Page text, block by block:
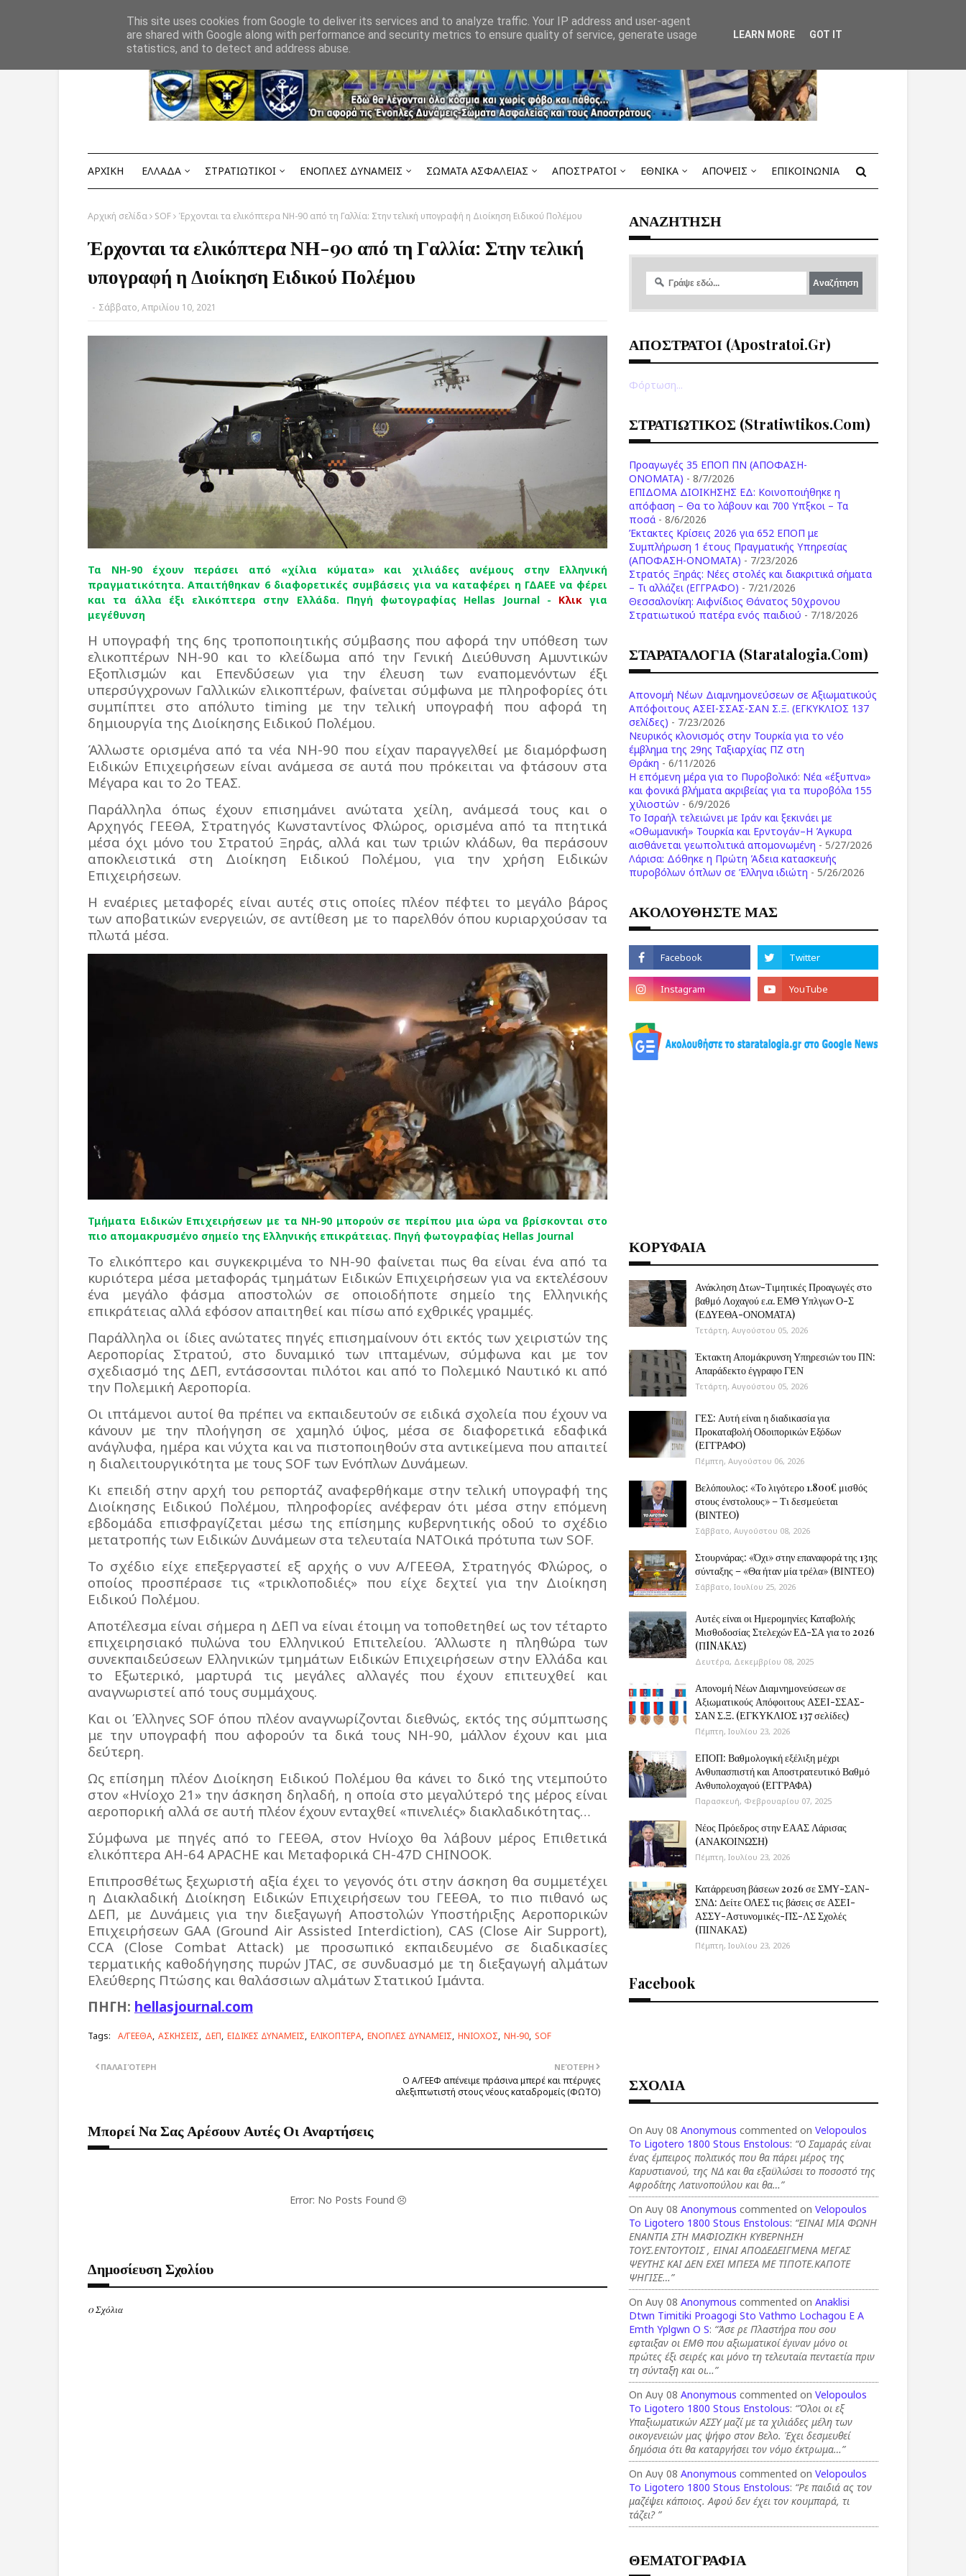
ΑΡΧΙΚΗ ΕΛΛΑΔΑ ΣΤΡΑΤΙΩΤΙΚΟΙ ΕΝΟΠΛΕΣ ΔΥΝΑΜΕΙΣ ΣΩΜΑΤΑ ΑΣΦΑΛΕΙΑΣ ΑΠΟΣΤΡΑΤΟΙ ΕΘΝΙΚΑ ΑΠΟΨΕΙΣ ΕΠΙΚΟΙΝΩΝΙΑ
Αρχική σελίδα SOF Έρχονται τα ελικόπτερα ΝΗ-90 από τη Γαλλία: Στην τελική υπογραφή η Διοίκηση Ειδικού Πολέμου
Έρχονται τα ελικόπτερα ΝΗ-90 από τη Γαλλία: Στην τελική
υπογραφή η Διοίκηση Ειδικού Πολέμου
- Σάββατο, Απριλίου 10, 2021
Τα ΝΗ-90 έχουν περάσει από «χίλια κύματα» και χιλιάδες ανέμους στην Ελληνική
πραγματικότητα. Απαιτήθηκαν 6 διαφορετικές συμβάσεις για να καταφέρει η ΓΔΑΕΕ να φέρει
και τα άλλα έξι ελικόπτερα στην Ελλάδα. Πηγή φωτογραφίας Hellas Journal - Κλικ για
μεγέθυνση
Η υπογραφή της 6ης τροποποιητικής σύμβασης που αφορά την υπόθεση των
ελικοπτέρων ΝΗ-90 και το κλείδωμα από την Γενική Διεύθυνση Αμυντικών
Εξοπλισμών και Επενδύσεων για την έλευση των εναπομενόντων έξι
υπερσύγχρονων Γαλλικών ελικοπτέρων, φαίνεται σύμφωνα με πληροφορίες ότι
συμπίπτει στο απόλυτο timing με την τελική υπογραφή που αφορά τη
δημιουργία της Διοίκησης Ειδικού Πολέμου.
Άλλωστε ορισμένα από τα νέα ΝΗ-90 που είχαν παραγγελθεί με διαμόρφωση
Ειδικών Επιχειρήσεων είναι ανάμεσα σε αυτά που πρόκειται να φτάσουν στα
Μέγαρα και το 2ο ΤΕΑΣ.
Παράλληλα όπως έχουν επισημάνει ανώτατα χείλη, ανάμεσά τους και ο
Αρχηγός ΓΕΕΘΑ, Στρατηγός Κωνσταντίνος Φλώρος, ορισμένα από τα πτητικά
μέσα όχι μόνο του Στρατού Ξηράς, αλλά και των τριών κλάδων, θα περάσουν
αποκλειστικά στη Διοίκηση Ειδικού Πολέμου, για την χρήση Ειδικών
Επιχειρήσεων.
Η εναέριες μεταφορές είναι αυτές στις οποίες πλέον πέφτει το μεγάλο βάρος
των αποβατικών ενεργειών, σε αντίθεση με το παρελθόν όπου κυριαρχούσαν τα
πλωτά μέσα.
Τμήματα Ειδικών Επιχειρήσεων με τα ΝΗ-90 μπορούν σε περίπου μια ώρα να βρίσκονται στο
πιο απομακρυσμένο σημείο της Ελληνικής επικράτειας. Πηγή φωτογραφίας Hellas Journal
Το ελικόπτερο και συγκεκριμένα το ΝΗ-90 φαίνεται πως θα είναι ένα από τα
κυριότερα μέσα μεταφοράς τμημάτων Ειδικών Επιχειρήσεων για να εκτελέσουν
ένα μεγάλο φάσμα αποστολών σε οποιοδήποτε σημείο της Ελληνικής
επικράτειας αλλά εφόσον απαιτηθεί και πίσω από εχθρικές γραμμές.
Παράλληλα οι ίδιες ανώτατες πηγές επισημαίνουν ότι εκτός των χειριστών της
Αεροπορίας Στρατού, στο δυναμικό των ιπταμένων, σύμφωνα και με τον
σχεδιασμό της ΔΕΠ, εντάσσονται πιλότοι και από το Πολεμικό Ναυτικό κι από
την Πολεμική Αεροπορία.
Οι ιπτάμενοι αυτοί θα πρέπει να εκπαιδευτούν σε ειδικά σχολεία που έχουν να
κάνουν με την πλοήγηση σε χαμηλό ύψος, μέσα σε διαφορετικά εδαφικά
ανάγλυφα, ημέρα και νύχτα και να πιστοποιηθούν στα αντικείμενα που απαιτεί
η διαλειτουργικότητα με τους SOF των Ενόπλων Δυνάμεων.
Κι επειδή στην αρχή του ρεπορτάζ αναφερθήκαμε στην τελική υπογραφή της
Διοίκησης Ειδικού Πολέμου, πληροφορίες ανέφεραν ότι μέσα στην επόμενη
εβδομάδα επισφραγίζεται μέσω της επίσημης κυβερνητικής οδού το σχέδιο
μετατροπής των Ειδικών Δυνάμεων στα τελευταία ΝΑΤΟικά πρότυπα των SOF.
Το σχέδιο είχε επεξεργαστεί εξ αρχής ο νυν Α/ΓΕΕΘΑ, Στρατηγός Φλώρος, ο
οποίος προσπέρασε τις «τρικλοποδιές» που είχε δεχτεί για την Διοίκηση
Ειδικού Πολέμου.
Αποτέλεσμα είναι σήμερα η ΔΕΠ να είναι έτοιμη να τοποθετηθεί ως τον τέταρτο
επιχειρησιακό πυλώνα του Ελληνικού Επιτελείου. Άλλωστε η πληθώρα των
συνεκπαιδεύσεων Ελληνικών τμημάτων Ειδικών Επιχειρήσεων στην Ελλάδα και
το Εξωτερικό, μαρτυρά τις μεγάλες αλλαγές που έχουν επιτευχθεί και
αναγνωριστεί από τους συμμάχους.
Και οι Έλληνες SOF όπου πλέον αναγνωρίζονται διεθνώς, εκτός της σύμπτωσης
με την υπογραφή που αφορούν τα δικά τους ΝΗ-90, μάλλον έχουν και μια
δεύτερη.
Ως επίσημη πλέον Διοίκηση Ειδικού Πολέμου θα κάνει το δικό της ντεμπούτο
στον «Ηνίοχο 21» την άσκηση δηλαδή, η οποία στο μεγαλύτερό της μέρος είναι
αεροπορική αλλά σε αυτή πλέον έχουν ενταχθεί «πινελιές» διακλαδικότητας…
Σύμφωνα με πηγές από το ΓΕΕΘΑ, στον Ηνίοχο θα λάβουν μέρος Επιθετικά
ελικόπτερα AH-64 APACHE και Μεταφορικά CH-47D CHINOOK.
Επιπροσθέτως ξεχωριστή αξία έχει το γεγονός ότι στην άσκηση θα συμμετέχει
η Διακλαδική Διοίκηση Ειδικών Επιχειρήσεων του ΓΕΕΘΑ, το πιο πιθανό ως
ΔΕΠ, με Δυνάμεις για την διεξαγωγή Αποστολών Υποστήριξης Αεροπορικών
Επιχειρήσεων GAA (Ground Air Assisted Interdiction), CAS (Close Air Support),
CCA (Close Combat Attack) με προσωπικό εκπαιδευμένο σε διαδικασίες
τερματικής καθοδήγησης πυρών JTAC, σε συνδυασμό με τη διεξαγωγή αλμάτων
Ελεύθερης Πτώσης και θαλάσσιων αλμάτων Στατικού Ιμάντα.
ΠΗΓΗ: hellasjournal.com
Tags: Α/ΓΕΕΘΑ ΑΣΚΗΣΕΙΣ ΔΕΠ ΕΙΔΙΚΕΣ ΔΥΝΑΜΕΙΣ ΕΛΙΚΟΠΤΕΡΑ ΕΝΟΠΛΕΣ ΔΥΝΑΜΕΙΣ ΗΝΙΟΧΟΣ NH-90 SOF
ΝΕΌΤΕΡΗ
Ο Α/ΓΕΕΦ απένειμε πράσινα μπερέ και πτέρυγες
αλεξιπτωτιστή στους νέους καταδρομείς (ΦΩΤΟ)
ΠΑΛΑΙΌΤΕΡΗ
Μπορεί Να Σας Αρέσουν Αυτές Οι Αναρτήσεις
Error: No Posts Found
Δημοσίευση Σχολίου
0 Σχόλια
ΑΝΑΖΗΤΗΣΗ
ΑΠΟΣΤΡΑΤΟΙ (apostratoi.gr)
Φόρτωση...
ΣΤΡΑΤΙΩΤΙΚΟΣ (stratiwtikos.com)
Προαγωγές 35 ΕΠΟΠ ΠΝ (ΑΠΟΦΑΣΗ-
ΟΝΟΜΑΤΑ) - 8/7/2026
ΕΠΙΔΟΜΑ ΔΙΟΙΚΗΣΗΣ ΕΔ: Κοινοποιήθηκε η
απόφαση – Θα το λάβουν και 700 Υπξκοι – Τα
ποσά - 8/6/2026
Έκτακτες Κρίσεις 2026 για 652 ΕΠΟΠ με
Συμπλήρωση 1 έτους Πραγματικής Υπηρεσίας
(ΑΠΟΦΑΣΗ-ONOMATA) - 7/23/2026
Στρατός Ξηράς: Νέες στολές και διακριτικά σήματα
– Τι αλλάζει (ΕΓΓΡΑΦΟ) - 7/21/2026
Θεσσαλονίκη: Αιφνίδιος Θάνατος 50χρονου
Στρατιωτικού πατέρα ενός παιδιού - 7/18/2026
ΣΤΑΡΑΤΑΛΟΓΙΑ (staratalogia.com)
Απονομή Νέων Διαμνημονεύσεων σε Αξιωματικούς
Απόφοιτους ΑΣΕΙ-ΣΣΑΣ-ΣΑΝ Σ.Ξ. (ΕΓΚΥΚΛΙΟΣ 137
σελίδες) - 7/23/2026
Νευρικός κλονισμός στην Τουρκία για το νέο
έμβλημα της 29ης Ταξιαρχίας ΠΖ στη
Θράκη - 6/11/2026
Η επόμενη μέρα για το Πυροβολικό: Νέα «έξυπνα»
και φονικά βλήματα ακριβείας για τα πυροβόλα 155
χιλιοστών - 6/9/2026
Το Ισραήλ τελειώνει με Ιράν και ξεκινάει με
«Οθωμανική» Τουρκία και Ερντογάν–Η Άγκυρα
αισθάνεται γεωπολιτικά απομονωμένη - 5/27/2026
Λάρισα: Δόθηκε η Πρώτη Άδεια κατασκευής
πυροβόλων όπλων σε Έλληνα ιδιώτη - 5/26/2026
ΑΚΟΛΟΥΘΗΣΤΕ ΜΑΣ
ΚΟΡΥΦΑΙΑ
Ανάκληση Δτων-Τιμητικές Προαγωγές στο
βαθμό Λοχαγού ε.α. ΕΜΘ Υπλγων Ο-Σ
(ΕΔΥΕΘΑ-ΟΝΟΜΑΤΑ)
Τετάρτη, Αυγούστου 05, 2026
Έκτακτη Απομάκρυνση Υπηρεσιών του ΠΝ:
Απαράδεκτο έγγραφο ΓΕΝ
Τετάρτη, Αυγούστου 05, 2026
ΓΕΣ: Αυτή είναι η διαδικασία για
Προκαταβολή Οδοιπορικών Εξόδων
(ΕΓΓΡΑΦΟ)
Πέμπτη, Αυγούστου 06, 2026
Βελόπουλος: «Το λιγότερο 1.800€ μισθός
στους ένστολους» – Τι δεσμεύεται
(ΒΙΝΤΕΟ)
Σάββατο, Αυγούστου 08, 2026
Στουρνάρας: «Όχι» στην επαναφορά της 13ης
σύνταξης – «Θα ήταν μία τρέλα» (ΒΙΝΤΕΟ)
Σάββατο, Ιουλίου 25, 2026
Αυτές είναι οι Ημερομηνίες Καταβολής
Μισθοδοσίας Στελεχών ΕΔ-ΣΑ για το 2026
(ΠINAKAΣ)
Δευτέρα, Δεκεμβρίου 08, 2025
Απονομή Νέων Διαμνημονεύσεων σε
Αξιωματικούς Απόφοιτους ΑΣΕΙ-ΣΣΑΣ-
ΣΑΝ Σ.Ξ. (ΕΓΚΥΚΛΙΟΣ 137 σελίδες)
Πέμπτη, Ιουλίου 23, 2026
ΕΠΟΠ: Βαθμολογική εξέλιξη μέχρι
Ανθυπασπιστή και Αποστρατευτικό Βαθμό
Ανθυπολοχαγού (ΕΓΓΡΑΦΑ)
Παρασκευή, Φεβρουαρίου 07, 2025
Νέος Πρόεδρος στην ΕΑΑΣ Λάρισας
(ΑΝΑΚΟΙΝΩΣΗ)
Πέμπτη, Ιουλίου 23, 2026
Κατάρρευση βάσεων 2026 σε ΣΜΥ-ΣΑΝ-
ΣΝΔ: Δείτε ΟΛΕΣ τις βάσεις σε ΑΣΕΙ-
ΑΣΣΥ-Αστυνομικές-ΠΣ-ΛΣ Σχολές
(ΠΙΝΑΚΑΣ)
Πέμπτη, Ιουλίου 23, 2026
Facebook
ΣΧΟΛΙΑ
On Αυγ 08Anonymous commented onVelopoulos
To Ligotero 1800 Stous Enstolous: “Ο Σαμαράς είναι
ένας έμπειρος πολιτικός που θα πάρει μέρος της
Καρυστιανού, της ΝΔ και θα εξαϋλώσει το ποσοστό της
Αφροδίτης Λατινοπούλου και θα…”
On Αυγ 08Anonymous commented onVelopoulos
To Ligotero 1800 Stous Enstolous: “ΕΙΝΑΙ ΜΙΑ ΦΩΝΗ
ΕΝΑΝΤΙΑ ΣΤΗ ΜΑΦΙΟΖΙΚΗ ΚΥΒΕΡΝΗΣΗ
ΤΟΥΣ.ΕΝΤΟΥΤΟΙΣ , ΕΙΝΑΙ ΑΠΟΔΕΔΕΙΓΜΕΝΑ ΜΕΓΑΣ
ΨΕΥΤΗΣ ΚΑΙ ΔΕΝ ΕΧΕΙ ΜΠΕΣΑ ΜΕ ΤΙΠΟΤΕ.ΚΑΠΟΤΕ
ΨΗΓΙΣΕ…”
On Αυγ 08Anonymous commented onAnaklisi
Dtwn Timitiki Proagogi Sto Vathmo Lochagou E A
Emth Yplgwn O S: “Άσε ρε Πλαστήρα που σου
εφταιξαν οι ΕΜΘ που αξιωματικοί έγιναν μόνο οι
πρώτες έξι σειρές και μόνο τη τελευταία πενταετία πριν
τη σύνταξη και οι…”
On Αυγ 08Anonymous commented onVelopoulos
To Ligotero 1800 Stous Enstolous: “Όλοι οι εξ
Υπαξιωματικών ΑΣΣΥ μαζί με τα χιλιάδες μέλη των
οικογενειών μας ψήφο στον Βελο. Έχει δεσμευθεί
δημόσια ότι θα καταργήσει τον νόμο έκτρωμα…”
On Αυγ 08Anonymous commented onVelopoulos
To Ligotero 1800 Stous Enstolous: “Ρε παιδιά ας τον
μαζέψει κάποιος. Αφού δεν έχει τον κουμπαρά, τι
τάζει? ”
ΘΕΜΑΤΟΓΡΑΦΙΑ
This site uses cookies from Google to deliver its services and to analyze traffic. Your IP address and user-agent
are shared with Google along with performance and security metrics to ensure quality of service, generate usage
statistics, and to detect and address abuse.
LEARN MORE GOT IT